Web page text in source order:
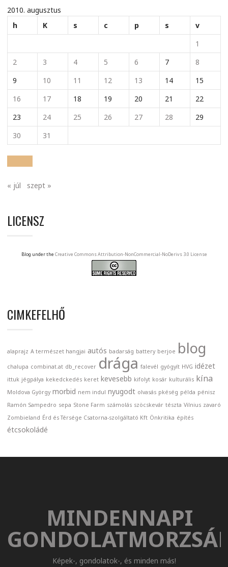
2010. augusztus
h
K s c p s
v
1
2
3 4 5 6 7
8
9
10 11 12 13 14
15
16
17 18 19 20 21
22
23
24 25 26 27 28
29
30
31
« júl szept »
LICENSZ
Blog under the Creative Commons Attribution-NonCommercial-NoDerivs 3.0 License
CIMKEFELHŐ
alaprajz A természet hangjai autós badarság battery berjoe blog
chalupa combinat.at db_recover drága falevél gyógyít HVG idézet
ittuk jégpálya kekedckedés keret kevesebb kifolyt kosár kulturális kína
Moldova György morbid nem indul nyugodt olvasás pkéség példa pénisz
Ramón Sampedro sepa Stone Farm számolás szöcskevár tészta Vilnius zavaró
Zombieland Érd és Térsége Csatorna-szolgáltató Kft Önkritika építés
étcsokoládé
MINDENNAPI
Képek-, gondolatok-, és minden más!